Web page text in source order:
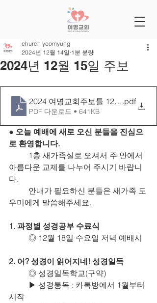
2024년 12월 15일 주보
church yeomyung
2024년 12월 14일 1분 분량
2024 여명교회주보틀 1215[27-51]
.pdf
PDF 다운로드 • 641KB
● 오늘 예배에 새로 오신 분들을 진심으
로 환영합니다.
아름다운 교제를 나누어 주시기 바랍니
다.
우미에게 말씀해주세요.
1. 과정별 성경공부 수료식
	◎ 12월 18일 수요일 저녁 예배시
2. 어? 성경이 읽어지네! 성경일독
	◎ 성경일독학교(구약)
시작